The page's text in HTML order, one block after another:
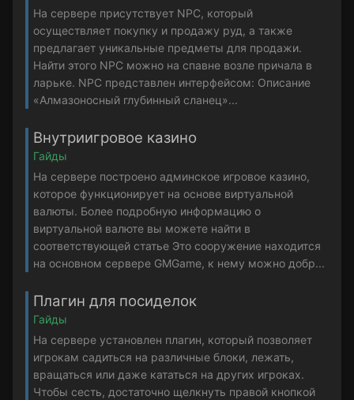
На сервере присутствует NPC, который
осуществляет покупку и продажу руд, а также
предлагает уникальные предметы для продажи.
Найти этого NPC можно на спавне возле причала в
ларьке. NPC представлен интерфейсом: Описание
«Алмазоносный глубинный сланец»...
Внутриигровое казино
Гайды
На сервере построено админское игровое казино,
которое функционирует на основе виртуальной
валюты. Более подробную информацию о
виртуальной валюте вы можете найти в
соответствующей статье Это сооружение находится
на основном сервере GMGame, к нему можно добр...
Плагин для посиделок
Гайды
На сервере установлен плагин, который позволяет
игрокам садиться на различные блоки, лежать,
вращаться или даже кататься на других игроках.
Чтобы сесть, достаточно щелкнуть правой кнопкой